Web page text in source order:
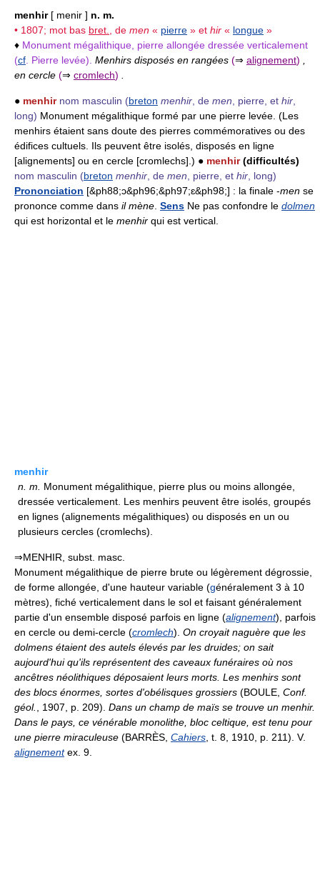
menhir[ menir ] n. m.
• 1807; mot bas bret. , de men « pierre » et hir « longue »
♦ Monument mégalithique, pierre allongée dressée verticalement
(cf . Pierre levée). Menhirs disposés en rangées (⇒ alignement)
en cercle (⇒ cromlech)
● menhir nom masculin (breton menhir , de men , pierre, et hir
long) Monument mégalithique formé par une pierre levée. (Les
menhirs étaient sans doute des pierres commémoratives ou des
édifices cultuels. Ils peuvent être isolés, disposés en ligne
[alignements] ou en cercle [cromlechs].) ● menhir(difficultés)
nom masculin (breton menhir , de men , pierre, et hir , long)
Prononciation [&ph88;ɔ&ph96;&ph97;ɛ&ph98;] : la finale -men se
prononce comme dans il mène Sens Ne pas confondre le dolmen
qui est horizontal et le menhir qui est vertical.
menhir
n. m.
Monument mégalithique, pierre plus ou moins allongée,
dressée verticalement. Les menhirs peuvent être isolés, groupés
en lignes (alignements mégalithiques) ou disposés en un ou
plusieurs cercles (cromlechs).
⇒MENHIR, subst. masc.
Monument mégalithique de pierre brute ou légèrement dégrossie,
de forme allongée, d'une hauteur variable (généralement 3 à 10
mètres), fiché verticalement dans le sol et faisant généralement
partie d'un ensemble disposé parfois en ligne (alignement), parfois
en cercle ou demi-cercle (cromlech). On croyait naguère que les
dolmens étaient des autels élevés par les druides; on sait
aujourd'hui qu'ils représentent des caveaux funéraires où nos
ancêtres néolithiques déposaient leurs morts. Les menhirs sont
des blocs énormes, sortes d'obélisques grossiers (BOULE, Conf.
géol.
, 1907, p. 209). Dans un champ de maïs se trouve un menhir.
Dans le pays, ce vénérable monolithe, bloc celtique, est tenu pour
une pierre miraculeuse (BARRÈS, Cahiers , t. 8, 1910, p. 211). V.
alignementex. 9.